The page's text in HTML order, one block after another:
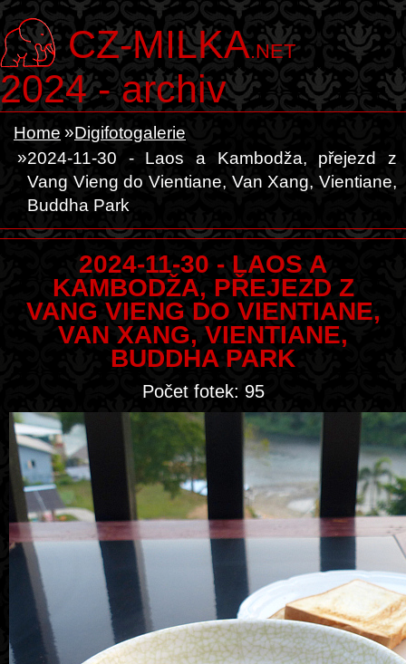
CZ-MILKA.NET
2024 - archiv
Home
Digifotogalerie
2024-11-30 - Laos a Kambodža, přejezd z
Vang Vieng do Vientiane, Van Xang, Vientiane,
Buddha Park
2024-11-30 - LAOS A
KAMBODŽA, PŘEJEZD Z
VANG VIENG DO VIENTIANE,
VAN XANG, VIENTIANE,
BUDDHA PARK
Počet fotek: 95